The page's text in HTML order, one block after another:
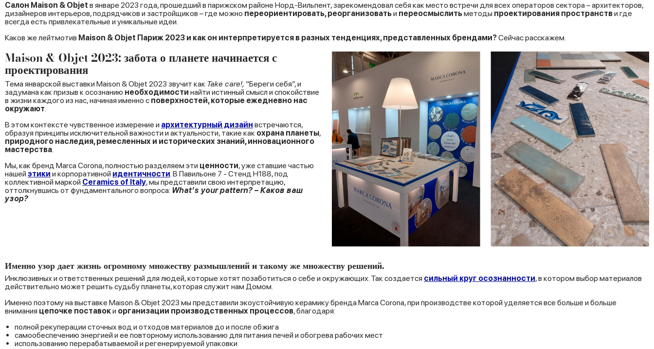
Салон Maison & Objet в январе 2023 года, прошедший в парижском районе Норд-Вильпент, зарекомендовал себя как место встречи для всех операторов сектора – архитекторов,
дизайнеров интерьеров, подрядчиков и застройщиков – где можно переориентировать, реорганизоватьи переосмыслитьметоды проектирования пространстви где
всегда есть привлекательные и уникальные идеи.
Каков же лейтмотив Maison & Objet Париж 2023 и как он интерпретируется в разных тенденциях, представленных брендами?Сейчас расскажем.
Maison & Objet 2023: забота о планете начинается с
проектирования
Тема январской выставки Maison & Objet 2023 звучит как Take care!, "Береги себя”, и
задумана как призыв к осознанию необходимости найти истинный смысл и спокойствие
в жизни каждого из нас, начиная именно с поверхностей, которые ежедневно нас
окружают.
В этом контексте чувственное измерение и архитектурный дизайн встречаются,
образуя принципы исключительной важности и актуальности, такие как охрана планеты,
природного наследия, ремесленных и исторических знаний, инновационного
мастерства.
Мы, как бренд Marca Corona, полностью разделяем эти ценности, уже ставшие частью
нашей этики и корпоративной идентичности. В Павильоне 7 - Стенд H188, под
коллективной маркой Ceramics of Italy, мы представили свою интерпретацию,
оттолкнувшись от фундаментального вопроса: What’s your pattern? – Каков ваш
узор?
Именно узор дает жизнь огромному множеству размышлений и такому же множеству решений.
Инклюзивных и ответственных решений для людей, которые хотят позаботиться о себе и окружающих. Так создается сильный круг осознанности, в котором выбор материалов
действительно может решить судьбу планеты, которая служит нам Домом.
Именно поэтому на выставке Maison & Objet 2023 мы представили экоустойчивую керамику бренда Marca Corona, при производстве которой уделяется все больше и больше
внимания цепочке поставоки организации производственных процессов, благодаря:
полной рекуперации сточных вод и отходов материалов до и после обжига
самообеспечению энергией и ее повторному использованию для питания печей и обогрева рабочих мест
использованию перерабатываемой и регенерируемой упаковки